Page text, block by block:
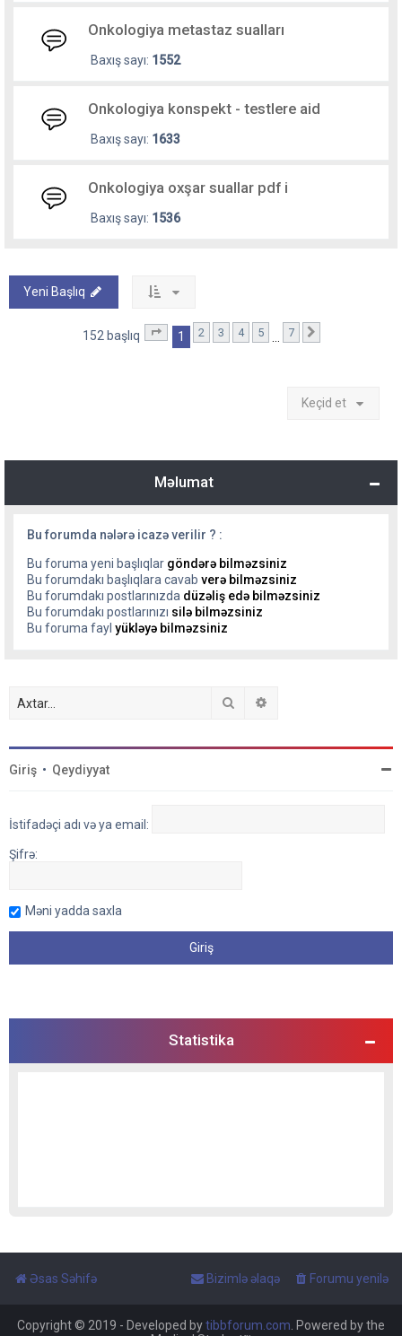
Onkologiya metastaz sualları
Baxış sayı: 1552
Onkologiya konspekt - testlere aid
Baxış sayı: 1633
Onkologiya oxşar suallar pdf i
Baxış sayı: 1536
Yeni Başlıq
152 başlıq . səhifə (Cəmi7 səhifə)
1 2 3 4 5 7
Keçid et
Məlumat
Bu forumda nələrə icazə verilir ? :
Bu foruma yeni başlıqlar göndərə bilməzsiniz
Bu forumdakı başlıqlara cavab verə bilməzsiniz
Bu forumdakı postlarınızda düzəliş edə bilməzsiniz
Bu forumdakı postlarınızı silə bilməzsiniz
Bu foruma fayl yükləyə bilməzsiniz
Axtar
Giriş • Qeydiyyat
İstifadəçi adı və ya email:
Şifrə:
Məni yadda saxla
Statistika
Əsas Səhifə Forumu yenilə
Bizimlə əlaqə
Copyright © 2019 - Developed bytibbforum.com . Powered by the